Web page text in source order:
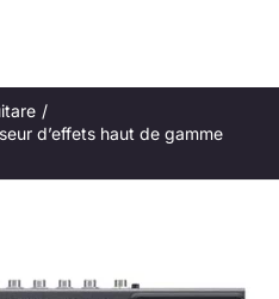
d’effets haut de gamme